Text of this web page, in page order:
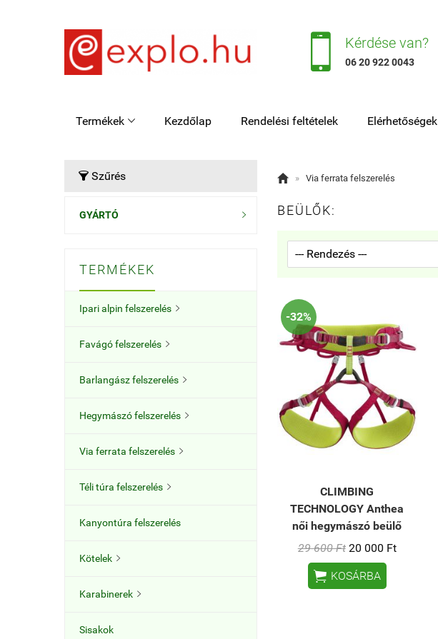
 Kérdése van?
06 20 922 0043
Termékek  Kezdőlap Rendelési feltételek Elérhetőségek
 Szűrés
GYÁRTÓ 
TERMÉKEK
Ipari alpin felszerelés 
Favágó felszerelés 
Barlangász felszerelés 
Hegymászó felszerelés 
Via ferrata felszerelés 
Téli túra felszerelés 
Kanyontúra felszerelés
Kötelek 
Karabinerek 
Sisakok
 » Via ferrata felszerelés
BEÜLŐK:
-32%
CLIMBING
TECHNOLOGY Anthea
női hegymászó beülő
29 600 Ft 20 000 Ft
 KOSÁRBA